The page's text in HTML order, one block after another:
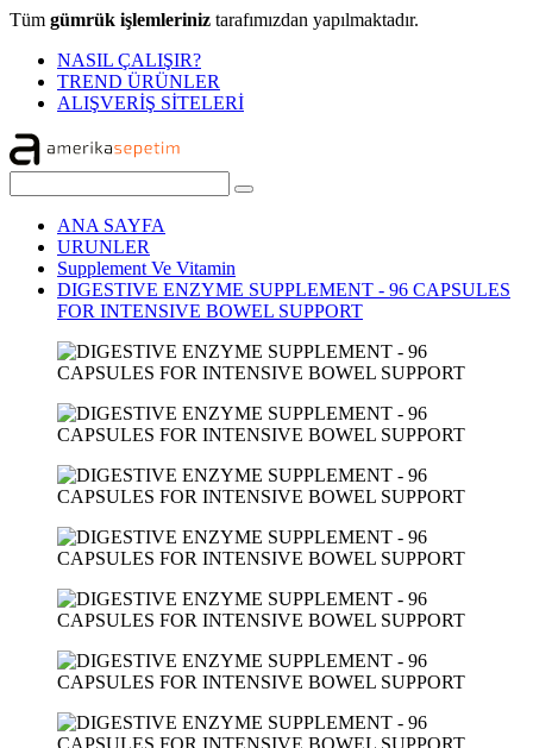
Tüm gümrük işlemleriniz tarafımızdan yapılmaktadır.
NASIL ÇALIŞIR?
TREND ÜRÜNLER
ALIŞVERİŞ SİTELERİ
ANA SAYFA
URUNLER
Supplement Ve Vitamin
DIGESTIVE ENZYME SUPPLEMENT - 96 CAPSULES
FOR INTENSIVE BOWEL SUPPORT